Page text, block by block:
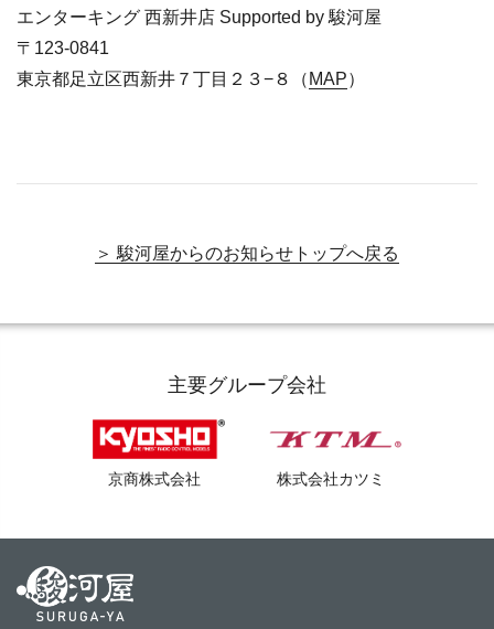
エンターキング 西新井店 Supported by 駿河屋
〒123-0841
東京都足立区西新井７丁目２３−８（ MAP）
＞ 駿河屋からのお知らせトップへ戻る
主要グループ会社
京商株式会社 株式会社カツミ